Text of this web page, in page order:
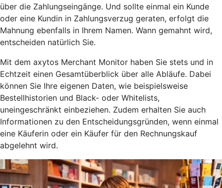
über die Zahlungseingänge. Und sollte einmal ein Kunde
oder eine Kundin in Zahlungsverzug geraten, erfolgt die
Mahnung ebenfalls in Ihrem Namen. Wann gemahnt wird,
entscheiden natürlich Sie.
Mit dem axytos Merchant Monitor haben Sie stets und in
Echtzeit einen Gesamtüberblick über alle Abläufe. Dabei
können Sie Ihre eigenen Daten, wie beispielsweise
Bestellhistorien und Black- oder Whitelists,
uneingeschränkt einbeziehen. Zudem erhalten Sie auch
Informationen zu den Entscheidungsgründen, wenn einmal
eine Käuferin oder ein Käufer für den Rechnungskauf
abgelehnt wird.